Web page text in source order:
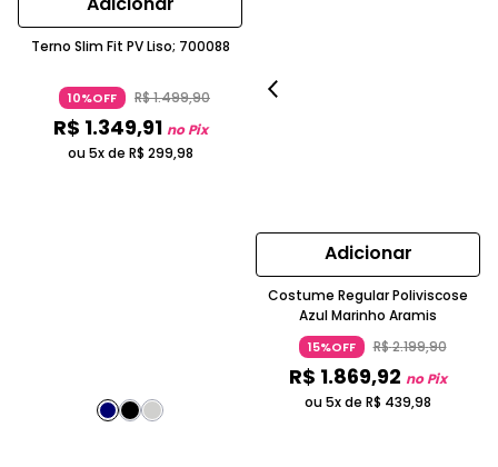
Terno Slim Fit PV Liso; 700088
10%OFF R$1.499,90
R$ 1.349,91 no Pix
ou 5x de R$ 299,98
Adicionar
Costume Regular Poliviscose
Azul Marinho Aramis
15%OFF R$2.199,90
R$ 1.869,92 no Pix
ou 5x de R$ 439,98